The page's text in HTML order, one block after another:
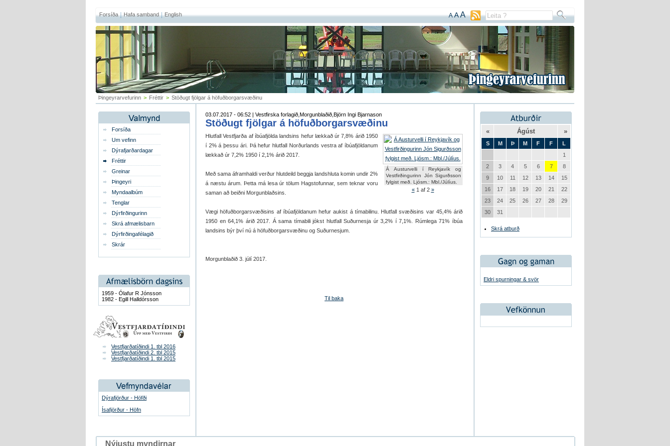
Forsíða Hafa samband English A AA
Þingeyrarvefurinn > Fréttir > Stöðugt fjölg­ar á höfuðborg­ar­svæðinu
Forsíða
Um vefinn
Dýrafjarðardagar
Fréttir
Greinar
Þingeyri
Myndaalbúm
Tenglar
Dýrfirðingurinn
Skrá afmælisbarn
Dýrfirðingafélagið
Skrár
1959 - Ólafur R Jónsson
1982 - Egill Halldórsson
Vestfjarðatíðindi 1. tbl 2016
Vestfjarðatíðindi 2. tbl 2015
Vestfjarðatíðindi 1. tbl 2015
Dýrafjörður - Höfði
Ísafjörður - Höfn
03.07.2017 - 06:52 | Vestfirska forlagið,Morgunblaðið,Björn Ingi Bjarnason
Stöðugt fjölg­ar á höfuðborg­ar­svæðinu
Á Austurvelli í Reykjavík og
Vestfirðingurinn Jón Sigurðsson
fylgist með. Ljósm.: Mbl./Júlíus.
« 1 af 2 »
Hlut­fall Vest­fjarða af íbúa­fjölda lands­ins hef­ur lækkað úr 7,8% árið 1950
í 2% á þessu ári. Þá hef­ur hlut­fall Norður­lands vestra af íbúa­fjöld­an­um
lækkað úr 7,2% 1950 í 2,1% árið 2017.
Með sama áfram­haldi verður hlut­deild beggja lands­hluta kom­in und­ir 2%
á næstu árum. Þetta má lesa úr töl­um Hag­stof­unn­ar, sem tekn­ar voru
sam­an að beiðni Morg­un­blaðsins.
Vægi höfuðborg­ar­svæðis­ins af íbúa­fjöld­an­um hef­ur auk­ist á tíma­bil­inu. Hlut­fall svæðis­ins var 45,4% árið
1950 en 64,1% árið 2017. Á sama tíma­bili jókst hlut­fall Suður­nesja úr 3,2% í 7,1%. Rúm­lega 71% íbúa
lands­ins býr því nú á höfuðborg­ar­svæðinu og Suður­nesj­um.
Morgunblaðið 3. júlí 2017.
Til baka
« Ágúst »
S M Þ M F F
L
1
2
3 4 5 6 7
8
9
10 11 12 13 14
15
16
17 18 19 20 21
22
23
24 25 26 27 28
29
30
31
Skrá atburð
Eldri spurningar & svör
Nýjustu myndirnar